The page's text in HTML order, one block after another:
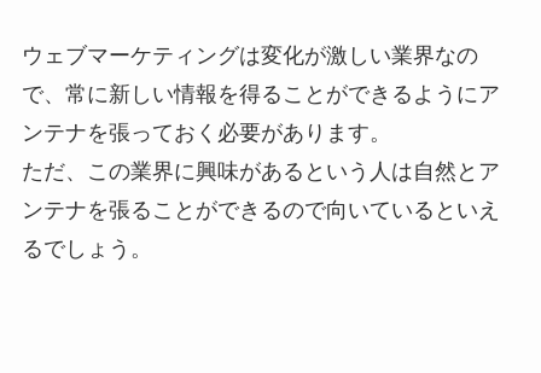
ウェブマーケティングは変化が激しい業界なの
で、常に新しい情報を得ることができるようにア
ンテナを張っておく必要があります。
ただ、この業界に興味があるという人は自然とア
ンテナを張ることができるので向いているといえ
るでしょう。